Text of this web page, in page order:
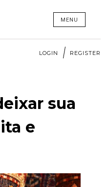
MENU
LOGIN REGISTER
sua
e